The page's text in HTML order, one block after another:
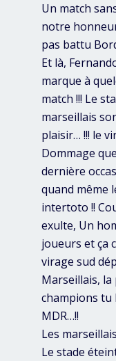
Un match
notre
pas battu
Et là,
marque à
match !!! Le
marseillais
plaisir… !!! le
Dommage
dernière
quand même
intertoto !!
exulte, Un
joueurs et ça
virage sud
Marseillais,
champions tu
MDR…!!
Les
Le stade